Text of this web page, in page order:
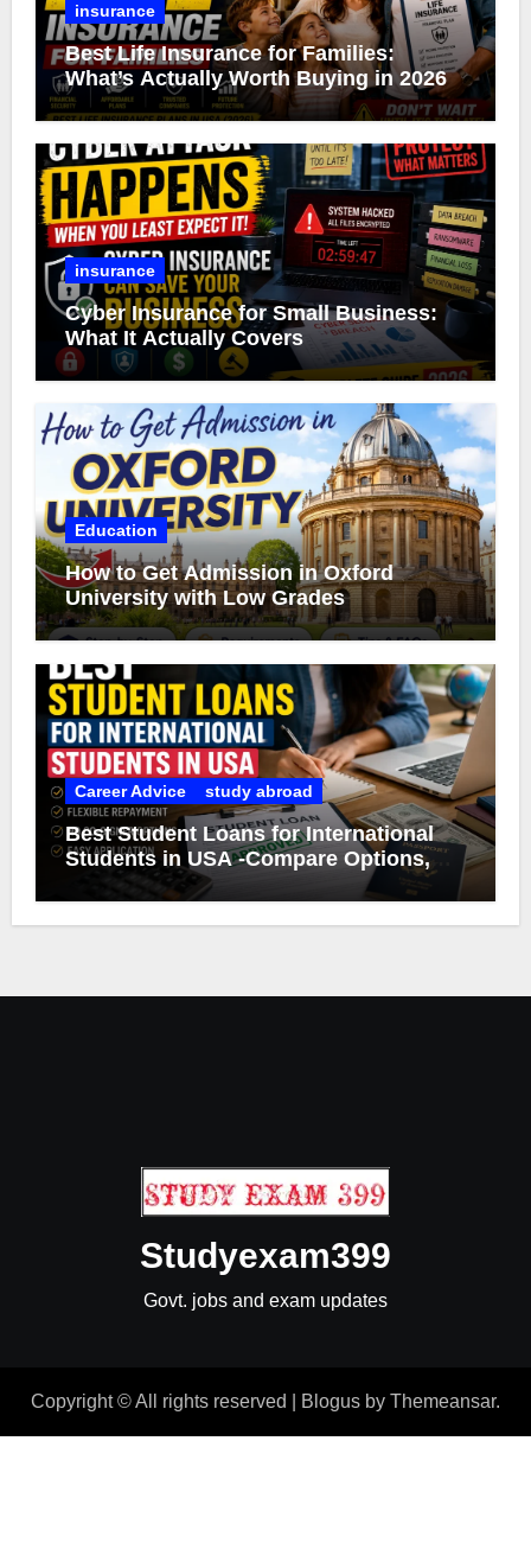
insurance
Best Life Insurance for Families:
What’s Actually Worth Buying in 2026
insurance
Cyber Insurance for Small Business:
What It Actually Covers
Education
How to Get Admission in Oxford
University with Low Grades
Career Advice study abroad
Best Student Loans for International
Students in USA -Compare Options,
Eligibility & Smart Borrowing Tips
Studyexam399
Govt. jobs and exam updates
Copyright © All rights reserved Blogus by Themeansar.